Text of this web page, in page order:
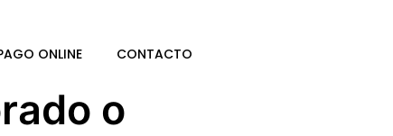
ONLINE CONTACTO
o